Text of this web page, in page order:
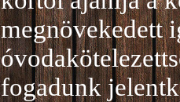
megnövekedett
fogadunk